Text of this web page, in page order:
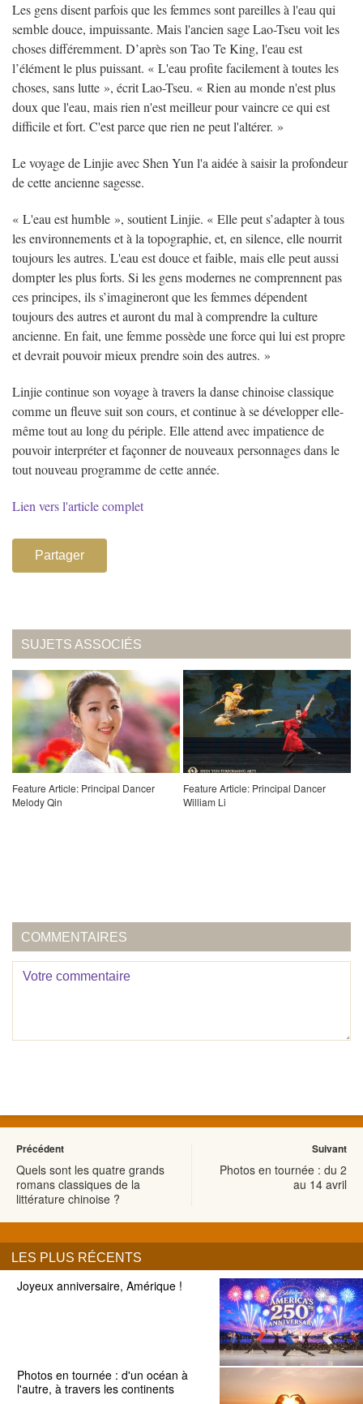
Les gens disent parfois que les femmes sont pareilles à l'eau qui
semble douce, impuissante. Mais l'ancien sage Lao-Tseu voit les
choses différemment. D’après son Tao Te King, l'eau est
l’élément le plus puissant. « L'eau profite facilement à toutes les
choses, sans lutte », écrit Lao-Tseu. « Rien au monde n'est plus
doux que l'eau, mais rien n'est meilleur pour vaincre ce qui est
difficile et fort. C'est parce que rien ne peut l'altérer. »
Le voyage de Linjie avec Shen Yun l'a aidée à saisir la profondeur
de cette ancienne sagesse.
« L'eau est humble », soutient Linjie. « Elle peut s’adapter à tous
les environnements et à la topographie, et, en silence, elle nourrit
toujours les autres. L'eau est douce et faible, mais elle peut aussi
dompter les plus forts. Si les gens modernes ne comprennent pas
ces principes, ils s’imagineront que les femmes dépendent
toujours des autres et auront du mal à comprendre la culture
ancienne. En fait, une femme possède une force qui lui est propre
et devrait pouvoir mieux prendre soin des autres. »
Linjie continue son voyage à travers la danse chinoise classique
comme un fleuve suit son cours, et continue à se développer elle-
même tout au long du périple. Elle attend avec impatience de
pouvoir interpréter et façonner de nouveaux personnages dans le
tout nouveau programme de cette année.
Lien vers l'article complet
Partager
SUJETS ASSOCIÉS
Feature Article: Principal Dancer
Melody Qin
Feature Article: Principal Dancer
William Li
COMMENTAIRES
Précédent
Quels sont les quatre grands
romans classiques de la
littérature chinoise ?
Suivant
Photos en tournée : du 2
au 14 avril
LES PLUS RÉCENTS
Joyeux anniversaire, Amérique !
Photos en tournée : d'un océan à
l'autre, à travers les continents